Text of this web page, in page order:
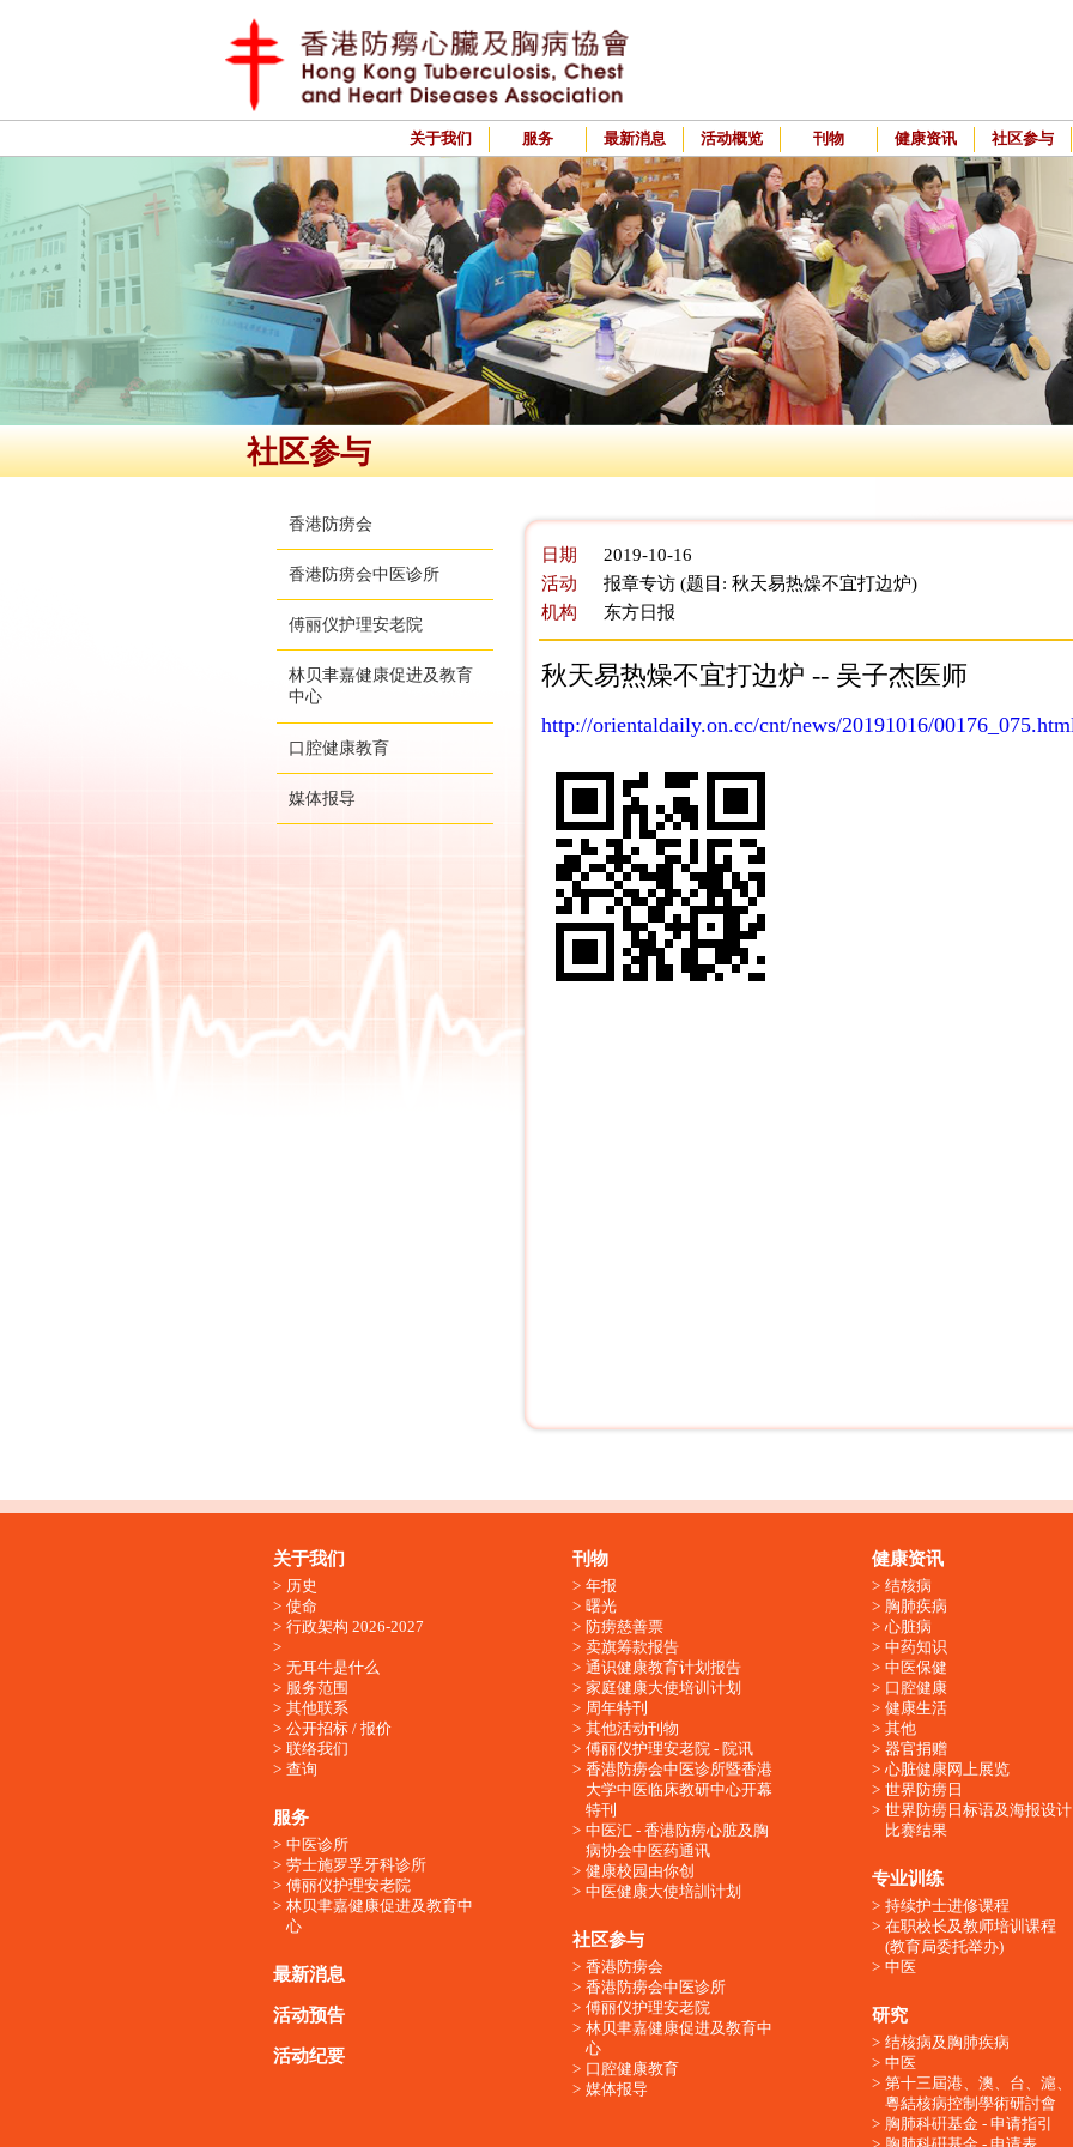
关于我们 服务 最新消息 活动概览 刊物 健康资讯 社区参与
社区参与
香港防痨会
香港防痨会中医诊所
傅丽仪护理安老院
林贝聿嘉健康促进及教育
中心
口腔健康教育
媒体报导
日期
2019-10-16
活动
报章专访 (题目: 秋天易热燥不宜打边炉)
机构
东方日报
秋天易热燥不宜打边炉 -- 吴子杰医师
http://orientaldaily.on.cc/cnt/news/20191016/
关于我们
历史
使命
行政架构 2026-2027
无耳牛是什么
服务范围
其他联系
公开招标 / 报价
联络我们
查询
服务
中医诊所
劳士施罗孚牙科诊所
傅丽仪护理安老院
林贝聿嘉健康促进及教育中
心
最新消息
活动预告
活动纪要
刊物
年报
曙光
防痨慈善票
卖旗筹款报告
通识健康教育计划报告
家庭健康大使培训计划
周年特刊
其他活动刊物
傅丽仪护理安老院 - 院讯
香港防痨会中医诊所暨香港
大学中医临床教研中心开幕
特刊
中医汇 - 香港防痨心脏及胸
病协会中医药通讯
健康校园由你创
中医健康大使培訓计划
社区参与
香港防痨会
香港防痨会中医诊所
傅丽仪护理安老院
林贝聿嘉健康促进及教育中
心
口腔健康教育
媒体报导
健康资讯
结核病
胸肺疾病
心脏病
中药知识
中医保健
口腔健康
健康生活
其他
器官捐赠
心脏健康网上展览
世界防痨日
世界防痨日标语及海报设计
比赛结果
专业训练
持续护士进修课程
在职校长及教师培训课程
(教育局委托举办)
中医
研究
结核病及胸肺疾病
中医
第十三屆港、澳、台、滬、
粵結核病控制學術研討會
胸肺科硏基金 - 申请指引